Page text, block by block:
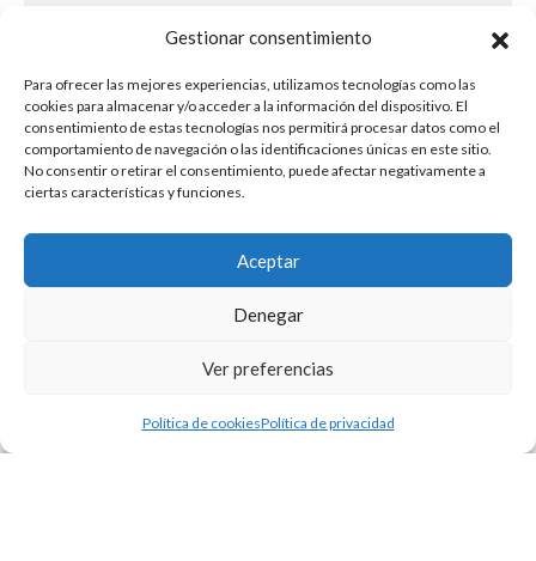
Gestionar consentimiento
Para ofrecer las mejores experiencias, utilizamos tecnologías como las
cookies para almacenar y/o acceder a la información del dispositivo. El
consentimiento de estas tecnologías nos permitirá procesar datos como el
comportamiento de navegación o las identificaciones únicas en este sitio.
No consentir o retirar el consentimiento, puede afectar negativamente a
ciertas características y funciones.
Aceptar
Denegar
Ver preferencias
Política de cookiesPolítica de privacidad